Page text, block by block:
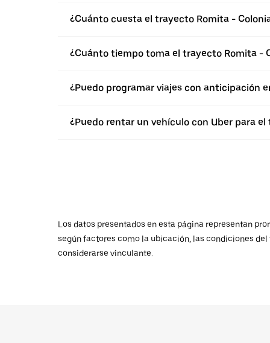
¿Cuánto cuesta el trayecto Romita -
¿Cuánto tiempo toma el trayecto Romita -
¿Puedo programar viajes con anticipación
¿Puedo rentar un vehículo con Uber para
Los datos presentados en esta página representan
según factores como la ubicación, las condiciones
considerarse vinculante.